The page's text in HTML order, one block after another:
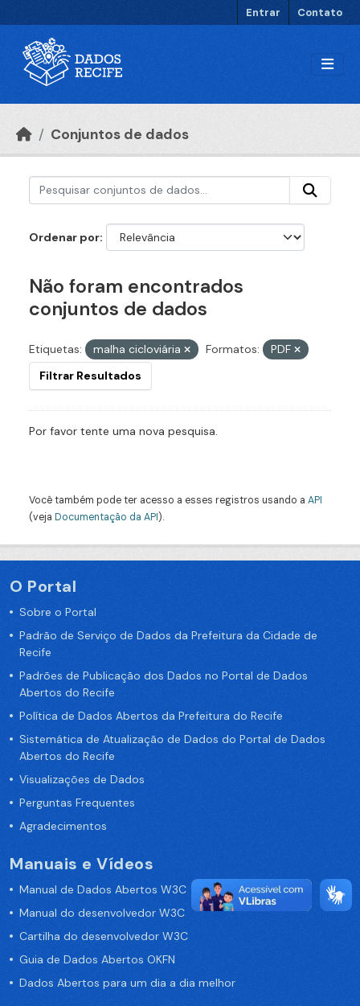
Entrar Contato
Conjuntos de dados
Ordenar por
Não foram encontrados
conjuntos de dados
Etiquetas: malha cicloviária Formatos:
PDF
Filtrar Resultados
Por favor tente uma nova pesquisa.
Você também pode ter acesso a esses registros usando a API
(veja Documentação da API).
O Portal
Sobre o Portal
Padrão de Serviço de Dados da Prefeitura da Cidade de
Recife
Padrões de Publicação dos Dados no Portal de Dados
Abertos do Recife
Política de Dados Abertos da Prefeitura do Recife
Sistemática de Atualização de Dados do Portal de Dados
Abertos do Recife
Visualizações de Dados
Perguntas Frequentes
Agradecimentos
Manuais e Vídeos
Manual de Dados Abertos W3C
Manual do desenvolvedor W3C
Cartilha do desenvolvedor W3C
Guia de Dados Abertos OKFN
Dados Abertos para um dia a dia melhor